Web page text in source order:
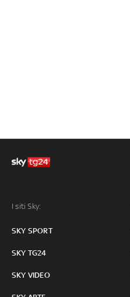
I siti Sky:
SKY SPORT
SKY TG24
SKY VIDEO